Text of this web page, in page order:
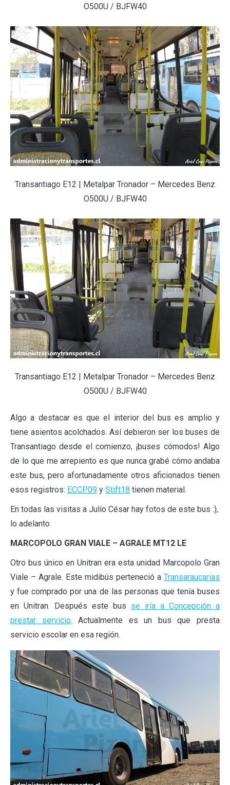
O500U / BJFW40
Transantiago E12 | Metalpar Tronador – Mercedes Benz
O500U / BJFW40
Transantiago E12 | Metalpar Tronador – Mercedes Benz
O500U / BJFW40
Algo a destacar es que el interior del bus es amplio y
tiene asientos acolchados. Así debieron ser los buses de
Transantiago desde el comienzo, ¡buses cómodos! Algo
de lo que me arrepiento es que nunca grabé cómo andaba
este bus, pero afortunadamente otros aficionados tienen
esos registros: ECCP09 y Stift18 tienen material.
En todas las visitas a Julio César hay fotos de este bus :),
lo adelanto.
MARCOPOLO GRAN VIALE – AGRALE MT12 LE
Otro bus único en Unitran era esta unidad Marcopolo Gran
Viale – Agrale. Este midibús perteneció a Transaraucarias
y fue comprado por una de las personas que tenía buses
en Unitran. Después este bus se iría a Concepción a
prestar servicio. Actualmente es un bus que presta
servicio escolar en esa región.